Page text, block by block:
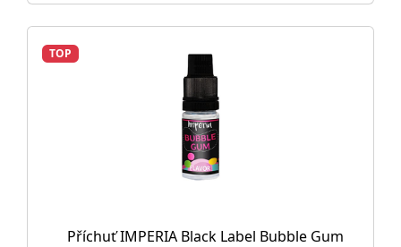
TOP
Příchuť IMPERIA Black Label Bubble Gum